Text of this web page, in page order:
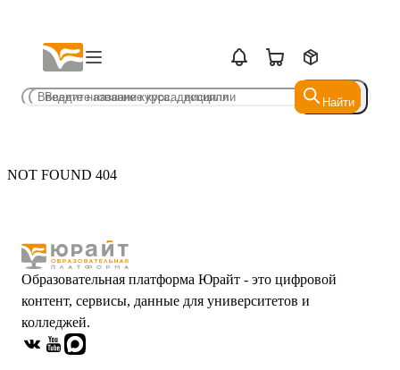
Найти
Найти
NOT FOUND 404
Образовательная платформа Юрайт - это цифровой
контент, сервисы, данные для университетов и
колледжей.